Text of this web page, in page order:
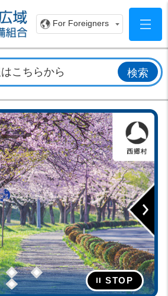
白
For Foreigners
4
5
9 STOP